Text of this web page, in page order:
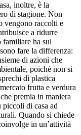
inoltre, è la
di stagione. Non
vengono raccolti e
a ridurre
familiare ha sul
fare la differenza:
di azioni che
poiché non si
di plastica
frutta e verdura
premia in maniera
piccoli di casa ad
Quando si chiede
in un’attività